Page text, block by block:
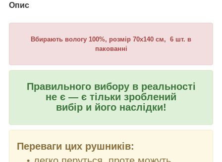
Опис
Вбирають вологу 100%, розмір 70х140 см, 6 шт. в
пакованні
Правильного вибору в реальності
не є — є тільки зроблений
вибір и його наслідки!
Переваги цих рушників: